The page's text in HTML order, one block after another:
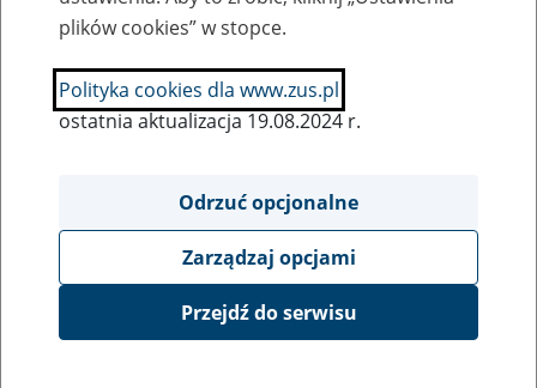
SZUKAJ
Ukryj wszystkie pozycje bazy
WIM Sp. z o.o. w upadłości
plików cookies” w stopce.
Polityka cookies dla www.zus.pl
ostatnia aktualizacja 19.08.2024 r.
Odrzuć opcjonalne
Zarządzaj opcjami
Przejdź do serwisu